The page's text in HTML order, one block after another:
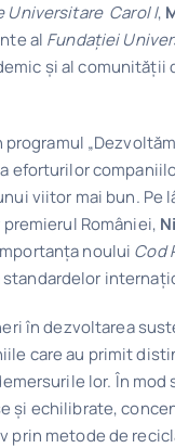
Universitare Carol I,
al Fundației
și al comunității
programul
eforturilor
viitor mai bun. Pe
premierul României,
noului Cod
în dezvoltarea
care au primit
lor. În
și echilibrate,
metode de